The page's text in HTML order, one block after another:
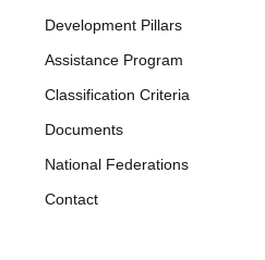
Development Pillars
Assistance Program
Classification Criteria
Documents
National Federations
Contact